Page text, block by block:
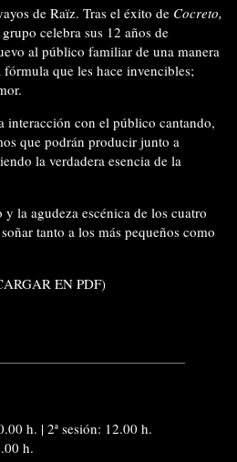
de Raïz. Tras el éxito de Cocreto,
celebra sus 12 años de
al público familiar de una manera
que les hace invencibles;
interacción con el público cantando,
que podrán producir junto a
la verdadera esencia de la
la agudeza escénica de los cuatro
tanto a los más pequeños como
EN PDF)
h. | 2ª sesión: 12.00 h.
h.